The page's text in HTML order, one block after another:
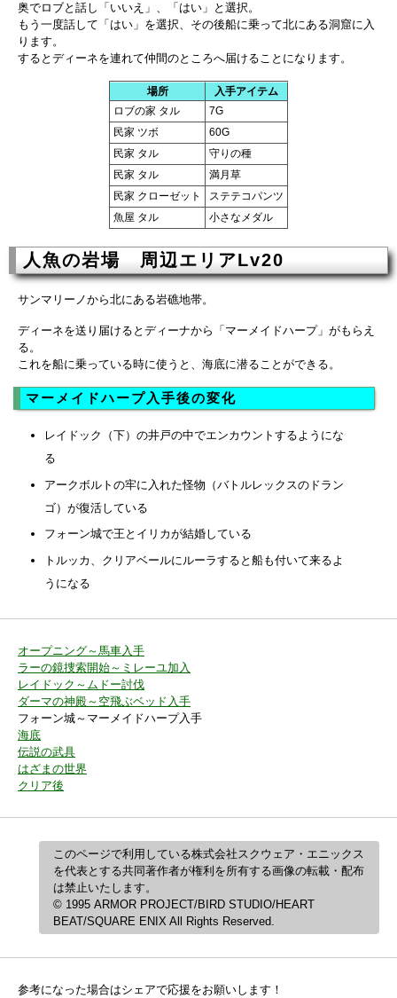
奥でロブと話し「いいえ」、「はい」と選択。
もう一度話して「はい」を選択、その後船に乗って北にある洞窟に入
ります。
するとディーネを連れて仲間のところへ届けることになります。
場所
入手アイテム
ロブの家 タル
7G
民家 ツボ
60G
民家 タル
守りの種
民家 タル
満月草
民家 クローゼット
ステテコパンツ
魚屋 タル
小さなメダル
人魚の岩場 周辺エリアLv20
サンマリーノから北にある岩礁地帯。
ディーネを送り届けるとディーナから「マーメイドハープ」がもらえ
る。
これを船に乗っている時に使うと、海底に潜ることができる。
マーメイドハープ入手後の変化
レイドック（下）の井戸の中でエンカウントするようにな
る
アークボルトの牢に入れた怪物（バトルレックスのドラン
ゴ）が復活している
フォーン城で王とイリカが結婚している
トルッカ、クリアベールにルーラすると船も付いて来るよ
うになる
オープニング～馬車入手
ラーの鏡捜索開始～ミレーユ加入
レイドック～ムドー討伐
ダーマの神殿～空飛ぶベッド入手
フォーン城～マーメイドハープ入手
海底
伝説の武具
はざまの世界
クリア後
このページで利用している株式会社スクウェア・エニックス
を代表とする共同著作者が権利を所有する画像の転載・配布
は禁止いたします。
© 1995 ARMOR PROJECT/BIRD STUDIO/HEART
BEAT/SQUARE ENIX All Rights Reserved.
参考になった場合はシェアで応援をお願いします！